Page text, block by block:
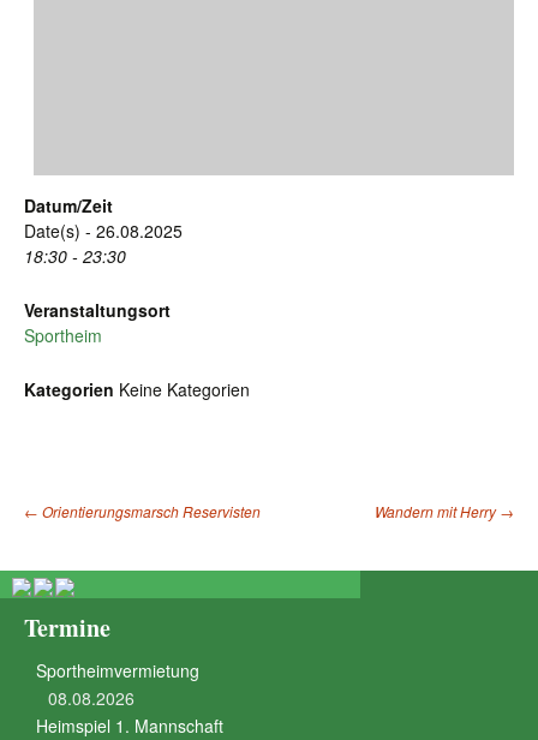
Datum/Zeit
Date(s) - 26.08.2025
18:30 - 23:30
Veranstaltungsort
Sportheim
Kategorien Keine Kategorien
← Orientierungsmarsch Reservisten Wandern mit Herry→
Termine
Sportheimvermietung
08.08.2026
Heimspiel 1. Mannschaft